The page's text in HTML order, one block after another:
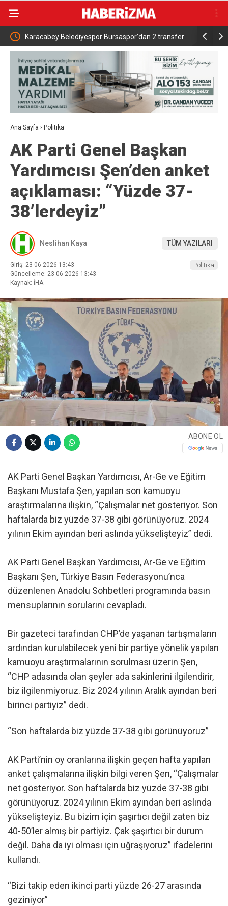
Belediyespor Bursaspor’dan 2 transfer Bursa’dan dünyanın
Dünyada sayılı kalan
restore ediliyor
Ana Sayfa › Politika
AK Parti Genel Başkan
Yardımcısı Şen’den anket
açıklaması: “Yüzde 37-
38’lerdeyiz”
Neslihan Kaya TÜM YAZILARI
Giriş: 23-06-2026 13:43
Güncelleme: 23-06-2026 13:43
Kaynak: İHA
Politika
ABONE OL
AK Parti Genel Başkan Yardımcısı, Ar-Ge ve Eğitim
Başkanı Mustafa Şen, yapılan son kamuoyu
araştırmalarına ilişkin, “Çalışmalar net gösteriyor. Son
haftalarda biz yüzde 37-38 gibi görünüyoruz. 2024
yılının Ekim ayından beri aslında yükselişteyiz” dedi.
AK Parti Genel Başkan Yardımcısı, Ar-Ge ve Eğitim
Başkanı Şen, Türkiye Basın Federasyonu’nca
düzenlenen Anadolu Sohbetleri programında basın
mensuplarının sorularını cevapladı.
Bir gazeteci tarafından CHP’de yaşanan tartışmaların
ardından kurulabilecek yeni bir partiye yönelik yapılan
kamuoyu araştırmalarının sorulması üzerin Şen,
“CHP adasında olan şeyler ada sakinlerini ilgilendirir,
biz ilgilenmiyoruz. Biz 2024 yılının Aralık ayından beri
birinci partiyiz” dedi.
“Son haftalarda biz yüzde 37-38 gibi görünüyoruz”
AK Parti’nin oy oranlarına ilişkin geçen hafta yapılan
anket çalışmalarına ilişkin bilgi veren Şen, “Çalışmalar
net gösteriyor. Son haftalarda biz yüzde 37-38 gibi
görünüyoruz. 2024 yılının Ekim ayından beri aslında
yükselişteyiz. Bu bizim için şaşırtıcı değil zaten biz
40-50’ler almış bir partiyiz. Çak şaşırtıcı bir durum
değil. Daha da iyi olması için uğraşıyoruz” ifadelerini
kullandı.
“Bizi takip eden ikinci parti yüzde 26-27 arasında
geziniyor”